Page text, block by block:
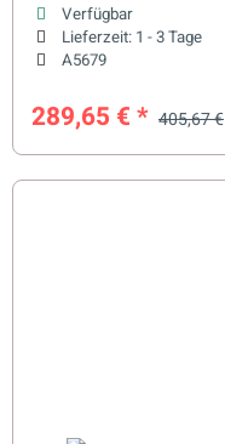
Verfügbar
Lieferzeit: 1 - 3 Tage
A5679
289,65 €* 405,67 €